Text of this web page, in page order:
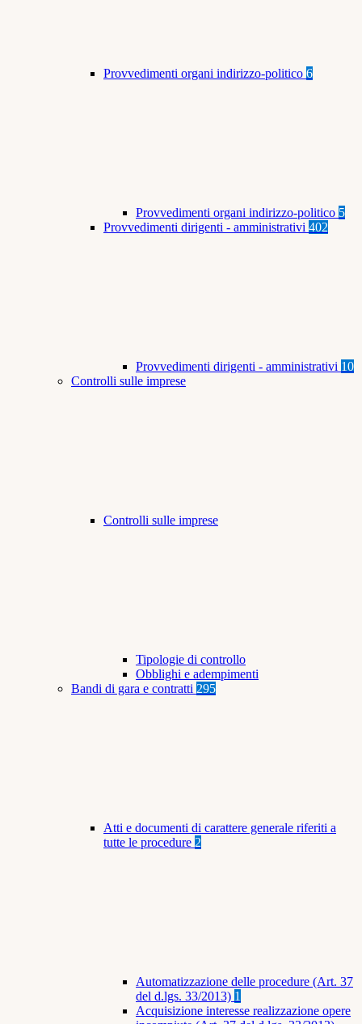
Provvedimenti organi indirizzo-politico 6
Provvedimenti organi indirizzo-politico 5
Provvedimenti dirigenti - amministrativi 402
Provvedimenti dirigenti - amministrativi 10
Controlli sulle imprese
Controlli sulle imprese
Tipologie di controllo
Obblighi e adempimenti
Bandi di gara e contratti 295
Atti e documenti di carattere generale riferiti a
tutte le procedure 2
Automatizzazione delle procedure (Art. 37
del d.lgs. 33/2013) 1
Acquisizione interesse realizzazione opere